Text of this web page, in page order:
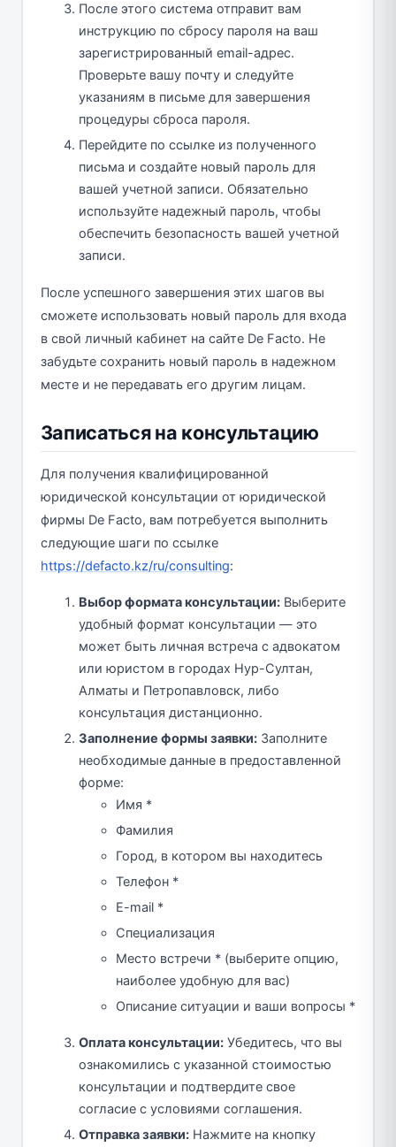
После этого система отправит вам
инструкцию по сбросу пароля на ваш
зарегистрированный email-адрес.
Проверьте вашу почту и следуйте
указаниям в письме для завершения
процедуры сброса пароля.
Перейдите по ссылке из полученного
письма и создайте новый пароль для
вашей учетной записи. Обязательно
используйте надежный пароль, чтобы
обеспечить безопасность вашей учетной
записи.
После успешного завершения этих шагов вы
сможете использовать новый пароль для входа
в свой личный кабинет на сайте De Facto. Не
забудьте сохранить новый пароль в надежном
месте и не передавать его другим лицам.
Записаться на консультацию
Для получения квалифицированной
юридической консультации от юридической
фирмы De Facto, вам потребуется выполнить
следующие шаги по ссылке
https://defacto.kz/ru/consulting:
Выбор формата консультации: Выберите
удобный формат консультации — это
может быть личная встреча с адвокатом
или юристом в городах Нур-Султан,
Алматы и Петропавловск, либо
консультация дистанционно.
Заполнение формы заявки: Заполните
необходимые данные в предоставленной
форме:
Имя *
Фамилия
Город, в котором вы находитесь
Телефон *
E-mail *
Специализация
Место встречи * (выберите опцию,
наиболее удобную для вас)
Описание ситуации и ваши вопросы *
Оплата консультации: Убедитесь, что вы
ознакомились с указанной стоимостью
консультации и подтвердите свое
согласие с условиями соглашения.
Отправка заявки: Нажмите на кнопку